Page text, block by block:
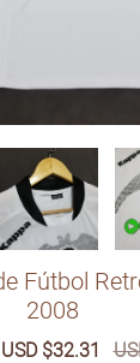
Fútbol
2008
Sale
USD $32.31